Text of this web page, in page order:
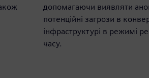
допомагаючи виявляти
потенційні загрози в
інфраструктурі в режимі
часу.